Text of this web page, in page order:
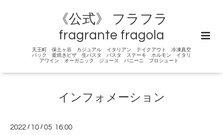
《公式》 フラフラ
fragrante fragola
天王町 保土ヶ谷 カジュアル イタリアン テイクアウト 冷凍真空
パック 釜焼きピザ 生パスタ パスタ ステーキ ホルモン イタリ
アワイン オーガニック ジュース パニーニ プロシュート
インフォメーション
2022 / 10 /05 16:00